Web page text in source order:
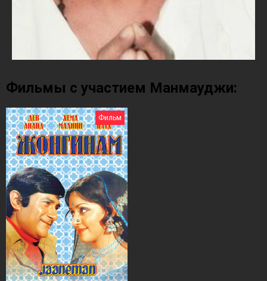
Фильмы с участием Манмауджи:
Фильм